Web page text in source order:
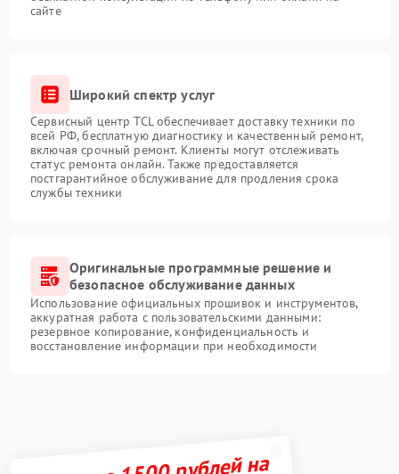
сайте
Широкий спектр услуг
Сервисный центр TCL обеспечивает доставку техники по
всей РФ, бесплатную диагностику и качественный ремонт,
включая срочный ремонт. Клиенты могут отслеживать
статус ремонта онлайн. Также предоставляется
постгарантийное обслуживание для продления срока
службы техники
Оригинальные программные решение и
безопасное обслуживание данных
Использование официальных прошивок и инструментов,
аккуратная работа с пользовательскими данными:
резервное копирование, конфиденциальность и
восстановление информации при необходимости